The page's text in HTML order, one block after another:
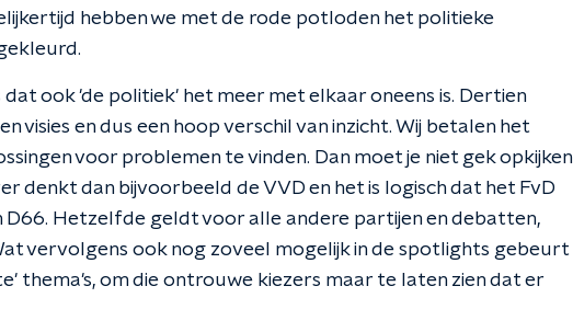
hebben we met de rode potloden het politieke
ook 'de politiek' het meer met elkaar oneens is. Dertien
visies en dus een hoop verschil van inzicht. Wij betalen het
voor problemen te vinden. Dan moet je niet gek opkijken
denkt dan bijvoorbeeld de VVD en het is logisch dat het FvD
Hetzelfde geldt voor alle andere partijen en debatten,
vervolgens ook nog zoveel mogelijk in de spotlights gebeurt
thema's, om die ontrouwe kiezers maar te laten zien dat er